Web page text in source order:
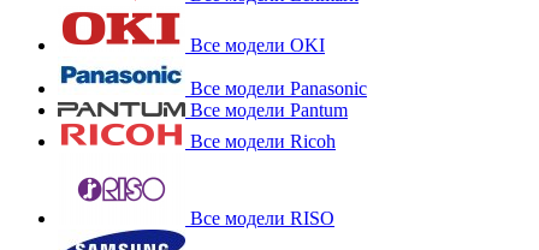
Все модели OKI
Все модели Panasonic
Все модели Pantum
Все модели Ricoh
Все модели RISO